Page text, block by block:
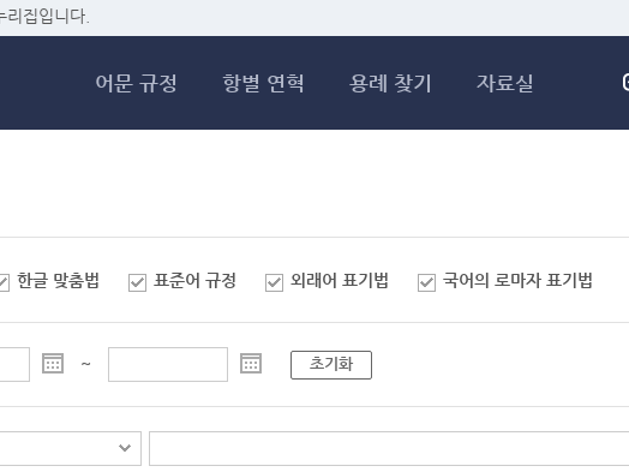
집입니다.
어문 규정 항별 연혁 용례 찾기 자료실
한글 맞춤법 표준어 규정 외래어 표기법 국어의 로마자 표기법
~ 초기화